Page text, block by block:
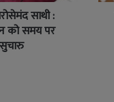
साथी :
को समय पर